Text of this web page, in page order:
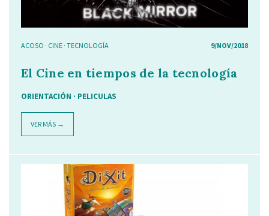
ACOSO · CINE · TECNOLOGÍA 9/NOV/2018
El Cine en tiempos de la tecnología
ORIENTACIÓN · PELICULAS
VER MÁS →